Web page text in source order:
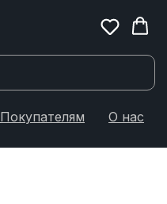
Покупателям О нас